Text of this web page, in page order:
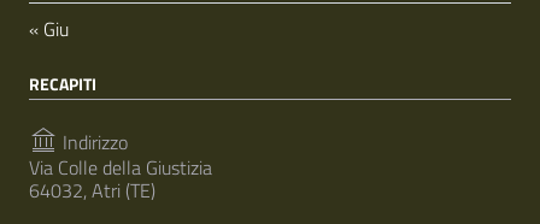
« Giu
RECAPITI
Indirizzo
Via Colle della Giustizia
64032, Atri (TE)